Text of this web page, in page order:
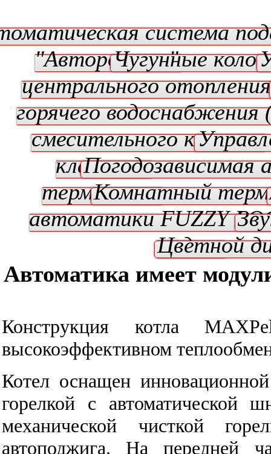
система
"Авторозжиг"
Чугунные
центрального
горячего
смесительного клапана
клапаном
Погодозависимая
термостат
Комнатный
автоматики FUZZY
модуль
Цветной
Автоматика имеет
Конструкция котла
высокоэффективном
Котел оснащен
горелкой с автоматической
механической чисткой
автоподжига. На передней